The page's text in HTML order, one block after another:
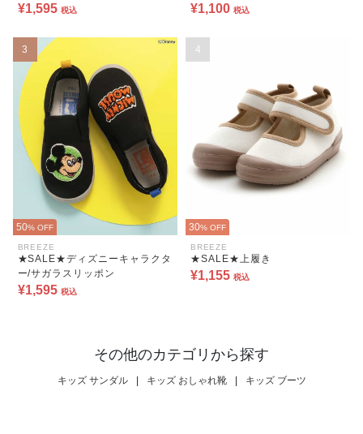
¥1,595 税込 ¥1,100 税込
3
50% OFF
BREEZE
★SALE★ディズニーキャラクタ
ー/サガラスリッポン
¥1,595 税込
4
30% OFF
BREEZE
★SALE★上履き
¥1,155 税込
その他のカテゴリから探す
キッズ サンダル キッズ おしゃれ靴 キッズ ブーツ